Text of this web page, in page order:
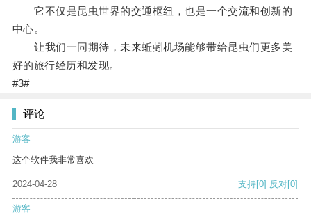
它不仅是昆虫世界的交通枢纽，也是一个交流和创新的
中心。
让我们一同期待，未来蚯蚓机场能够带给昆虫们更多美
好的旅行经历和发现。
#3#
评论
游客
这个软件我非常喜欢
2024-04-28 支持[0] 反对[0]
游客